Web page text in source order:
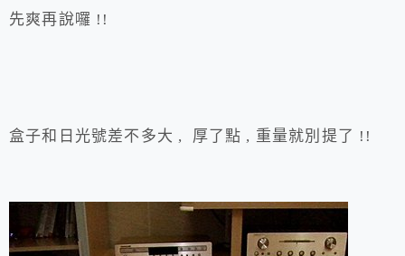
先爽再說囉 !!
盒子和日光號差不多大 , 厚了點 , 重量就別提了 !!